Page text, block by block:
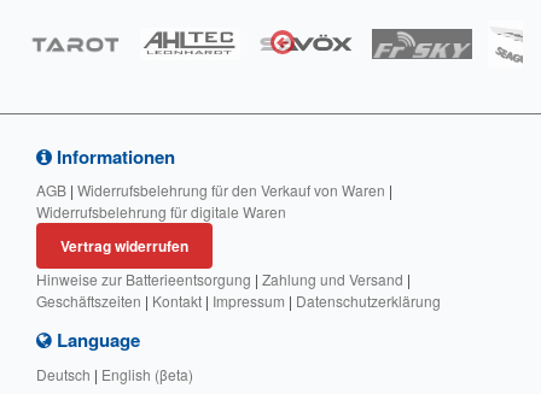
Informationen
AGB | Widerrufsbelehrung für den Verkauf von Waren |
Widerrufsbelehrung für digitale Waren
Vertrag widerrufen
Hinweise zur Batterieentsorgung | Zahlung und Versand |
Geschäftszeiten | Kontakt | Impressum | Datenschutzerklärung
Language
Deutsch | English (βeta)